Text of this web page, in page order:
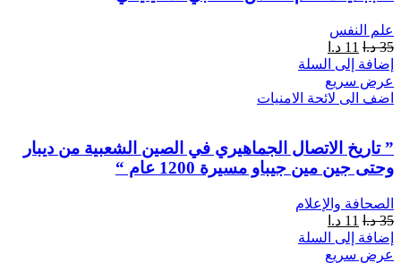
علم النفس
35 د.ا 11 د.ا
إضافة إلى السلة
عرض سريع
اضف الى لائحة الامنيات
” تاريخ الاتصال الجماهيري في الصين الشعبية من ديبار
وحتى جين مين جيباو مسيرة 1200 عام “
الصحافة والإعلام
35 د.ا 11 د.ا
إضافة إلى السلة
عرض سريع